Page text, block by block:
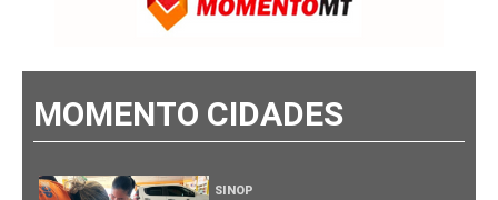
MOMENTO CIDADES
SINOP